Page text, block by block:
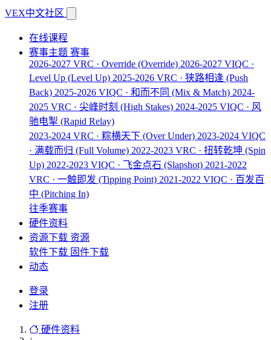
VEX中文社区
在线课程
赛事主题 赛事
2026-2027 VRC · Override (Override) 2026-2027 VIQC ·
Level Up (Level Up) 2025-2026 VRC · 狭路相逢 (Push
Back) 2025-2026 VIQC · 和而不同 (Mix & Match) 2024-
2025 VRC · 尖峰时刻 (High Stakes) 2024-2025 VIQC · 风
驰电掣 (Rapid Relay)
2023-2024 VRC · 粽横天下 (Over Under) 2023-2024 VIQC
· 满载而归 (Full Volume) 2022-2023 VRC · 扭转乾坤 (Spin
Up) 2022-2023 VIQC · 飞金点石 (Slapshot) 2021-2022
VRC · 一触即发 (Tipping Point) 2021-2022 VIQC · 百发百
中 (Pitching In)
往季赛事
硬件资料
资源下载 资源
软件下载 固件下载
动态
登录
注册
硬件资料